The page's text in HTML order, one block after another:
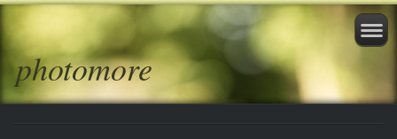
photomore